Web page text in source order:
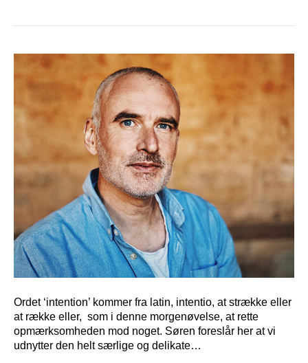
Ordet ‘intention’ kommer fra latin, intentio, at strække eller
at række eller, som i denne morgenøvelse, at rette
opmærksomheden mod noget. Søren foreslår her at vi
udnytter den helt særlige og delikate…